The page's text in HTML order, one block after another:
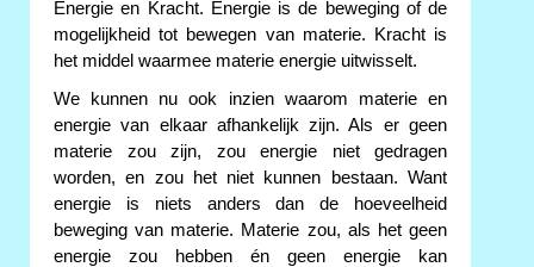
Energie en Kracht. Energie is de beweging of de
mogelijkheid tot bewegen van materie. Kracht is
het middel waarmee materie energie uitwisselt.
We kunnen nu ook inzien waarom materie en
energie van elkaar afhankelijk zijn. Als er geen
materie zou zijn, zou energie niet gedragen
worden, en zou het niet kunnen bestaan. Want
energie is niets anders dan de hoeveelheid
beweging van materie. Materie zou, als het geen
energie zou hebben én geen energie kan